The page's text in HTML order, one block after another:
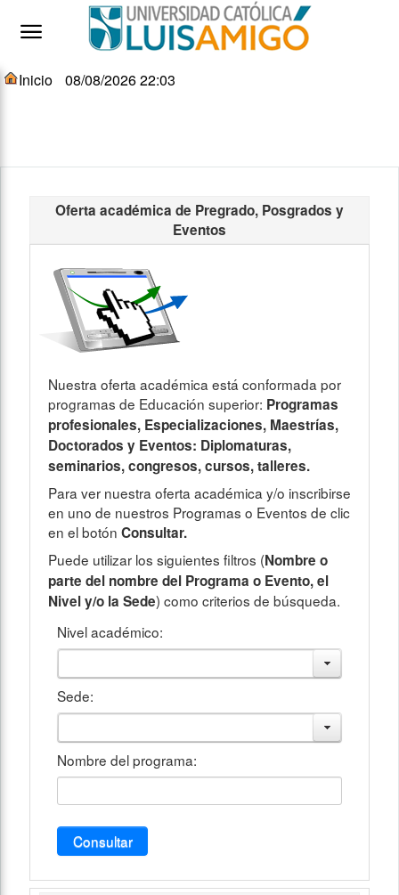
Inicio 08/08/2026 22:03
Oferta académica de Pregrado, Posgrados y
Eventos
Nuestra oferta académica está conformada por
programas de Educación superior: Programas
profesionales, Especializaciones, Maestrías,
Doctorados y Eventos: Diplomaturas,
seminarios, congresos, cursos, talleres.
Para ver nuestra oferta académica y/o inscribirse
en uno de nuestros Programas o Eventos de clic
en el botón Consultar.
Puede utilizar los siguientes filtros (Nombre o
parte del nombre del Programa o Evento, el
Nivel y/o la Sede) como criterios de búsqueda.
Nivel académico:
Sede:
Nombre del programa:
Consultar